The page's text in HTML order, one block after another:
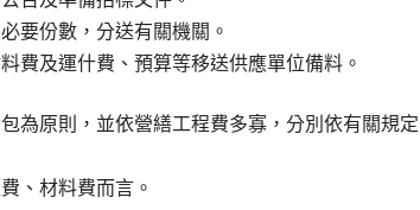
要份數，分送有關機關。
為原則，並依營繕工程費多寡，分別依有關規定